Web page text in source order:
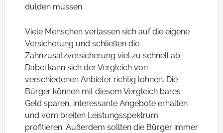
dulden müssen.
Viele Menschen verlassen sich auf die eigene
Versicherung und schließen die
Zahnzusatzversicherung viel zu schnell ab.
Dabei kann sich der Vergleich von
verschiedenen Anbieter richtig lohnen. Die
Bürger können mit diesem Vergleich bares
Geld sparen, interessante Angebote erhalten
und vom breiten Leistungsspektrum
profitieren. Außerdem sollten die Bürger immer